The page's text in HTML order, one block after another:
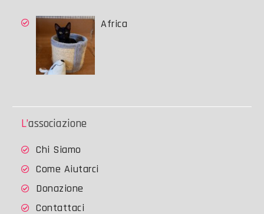
Africa
L’associazione
Chi Siamo
Come Aiutarci
Donazione
Contattaci